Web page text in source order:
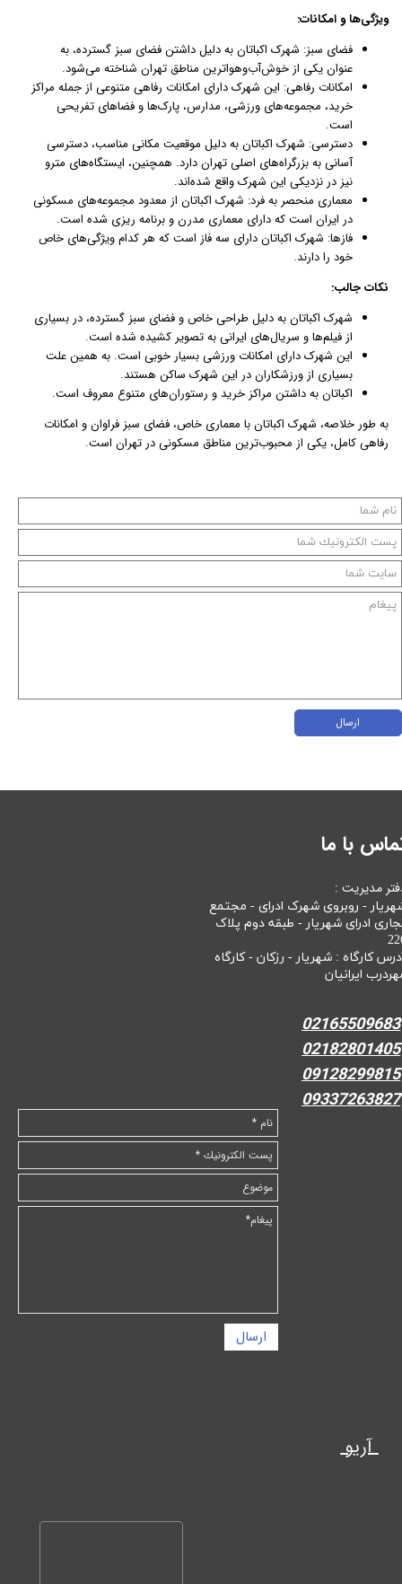
ویژگی‌ها و امکانات:
فضای سبز: شهرک اکباتان به دلیل داشتن فضای سبز گسترده، به
عنوان یکی از خوش‌آب‌وهواترین مناطق تهران شناخته می‌شود.
امکانات رفاهی: این شهرک دارای امکانات رفاهی متنوعی از جمله مراکز
خرید، مجموعه‌های ورزشی، مدارس، پارک‌ها و فضاهای تفریحی
است.
دسترسی: شهرک اکباتان به دلیل موقعیت مکانی مناسب، دسترسی
آسانی به بزرگراه‌های اصلی تهران دارد. همچنین، ایستگاه‌های مترو
نیز در نزدیکی این شهرک واقع شده‌اند.
معماری منحصر به فرد: شهرک اکباتان از معدود مجموعه‌های مسکونی
در ایران است که دارای معماری مدرن و برنامه ریزی شده است.
فازها: شهرک اکباتان دارای سه فاز است که هر کدام ویژگی‌های خاص
خود را دارند.
نکات جالب:
شهرک اکباتان به دلیل طراحی خاص و فضای سبز گسترده، در بسیاری
از فیلم‌ها و سریال‌های ایرانی به تصویر کشیده شده است.
این شهرک دارای امکانات ورزشی بسیار خوبی است. به همین علت
بسیاری از ورزشکاران در این شهرک ساکن هستند.
اکباتان به داشتن مراکز خرید و رستوران‌های متنوع معروف است.
به طور خلاصه، شهرک اکباتان با معماری خاص، فضای سبز فراوان و امکانات
رفاهی کامل، یکی از محبوب‌ترین مناطق مسکونی در تهران است.
ارسال
ارسال
با ما
مدیریت :
- روبروی شهرک ادرای - مجتمع
ادرای شهریار - طبقه دوم پلاک
کارگاه : شهریار - رزکان - کارگاه
ایرانیان
02165509683
02182801405
09128299815
09337263827
آریو